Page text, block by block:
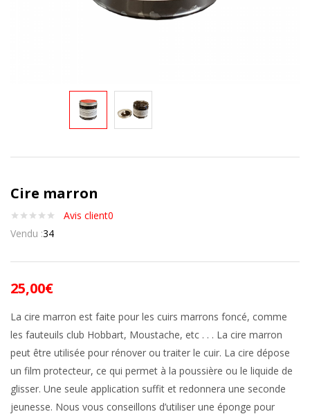
Login
Cire marron
Avis client0
Vendu :34
25,00€
La cire marron est faite pour les cuirs marrons foncé, comme
les fauteuils club Hobbart, Moustache, etc . . . La cire marron
peut être utilisée pour rénover ou traiter le cuir. La cire dépose
un film protecteur, ce qui permet à la poussière ou le liquide de
glisser. Une seule application suffit et redonnera une seconde
jeunesse. Nous vous conseillons d’utiliser une éponge pour